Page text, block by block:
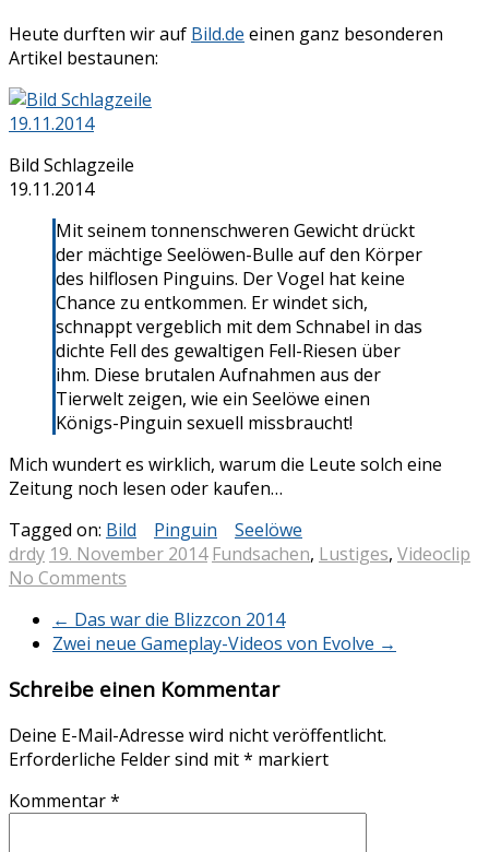
Heute durften wir auf Bild.de einen ganz besonderen
Artikel bestaunen:
Bild Schlagzeile
19.11.2014
Mit seinem tonnenschweren Gewicht drückt
der mächtige Seelöwen-Bulle auf den Körper
des hilflosen Pinguins. Der Vogel hat keine
Chance zu entkommen. Er windet sich,
schnappt vergeblich mit dem Schnabel in das
dichte Fell des gewaltigen Fell-Riesen über
ihm. Diese brutalen Aufnahmen aus der
Tierwelt zeigen, wie ein Seelöwe einen
Königs-Pinguin sexuell missbraucht!
Mich wundert es wirklich, warum die Leute solch eine
Zeitung noch lesen oder kaufen…
Tagged on: Bild Pinguin
Seelöwe
drdy 19. November 2014 Fundsachen, Lustiges, Videoclip
No Comments
← Das war die Blizzcon 2014
Zwei neue Gameplay-Videos von Evolve →
Schreibe einen Kommentar
Deine E-Mail-Adresse wird nicht veröffentlicht.
Erforderliche Felder sind mit* markiert
Kommentar*